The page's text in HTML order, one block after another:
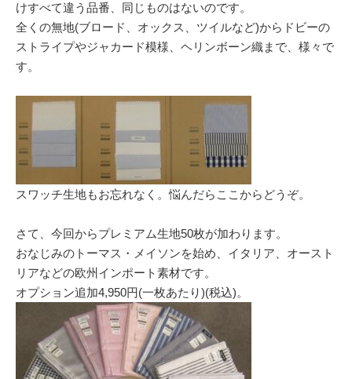
けすべて違う品番、同じものはないのです。
全くの無地(ブロード、オックス、ツイルなど)からドビーの
ストライプやジャカード模様、ヘリンボーン織まで、様々で
す。
スワッチ生地もお忘れなく。悩んだらここからどうぞ。
さて、今回からプレミアム生地50枚が加わります。
おなじみのトーマス・メイソンを始め、イタリア、オースト
リアなどの欧州インポート素材です。
オプション追加4,950円(一枚あたり)(税込)。